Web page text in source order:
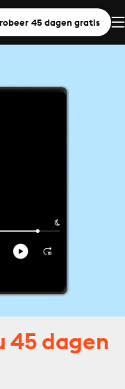
45 dagen gratis
45 dagen